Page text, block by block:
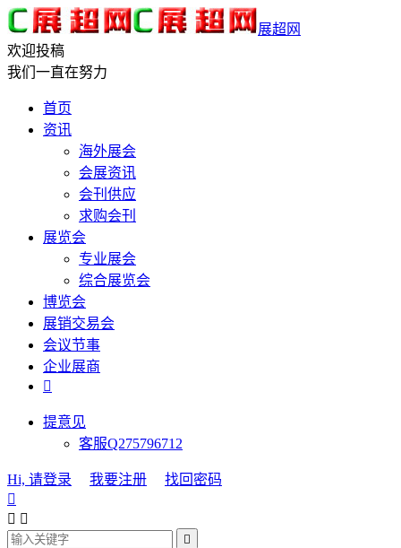
展超网
欢迎投稿
我们一直在努力
首页
资讯
海外展会
会展资讯
会刊供应
求购会刊
展览会
专业展会
综合展览会
博览会
展销交易会
会议节事
企业展商

提意见
客服Q275796712
Hi, 请登录 我要注册
找回密码

 
